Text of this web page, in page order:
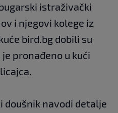
istraživački
i njegovi kolege iz
bird.bg dobili su
pronađeno u kući
doušnik navodi detalje